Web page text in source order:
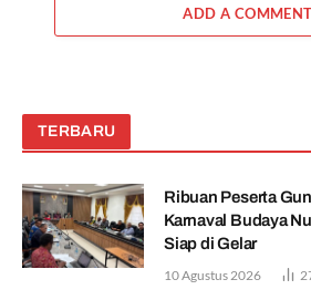
ADD A COMMENT
TERBARU
Ribuan Peserta
Karnaval Budaya
Siap di Gelar
10 Agustus 2026